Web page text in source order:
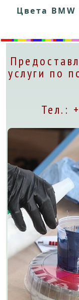
Цвета
услуги по
Тел.: